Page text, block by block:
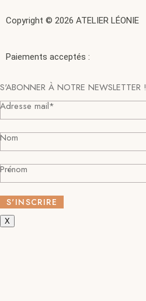
Copyright © 2026 ATELIER LÉONIE
Paiements acceptés :
S'ABONNER À NOTRE NEWSLETTER !
Adresse mail*
Nom
Prénom
X